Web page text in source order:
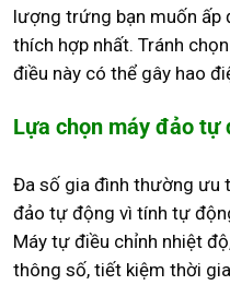
lượng trứng bạn muốn ấp
thích hợp nhất. Tránh
điều này có thể gây hao
Lựa chọn máy đảo tự
Đa số gia đình thường ưu
đảo tự động vì tính tự
Máy tự điều chỉnh nhiệt
thông số, tiết kiệm thời